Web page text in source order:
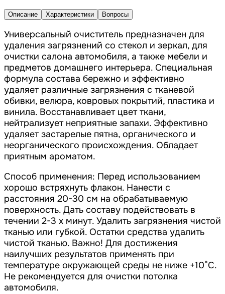
Описание Характеристики Вопросы
Универсальный очиститель предназначен для
удаления загрязнений со стекол и зеркал, для
очистки салона автомобиля, а также мебели и
предметов домашнего интерьера. Специальная
формула состава бережно и эффективно
удаляет различные загрязнения с тканевой
обивки, велюра, ковровых покрытий, пластика и
винила. Восстанавливает цвет ткани,
нейтрализует неприятные запахи. Эффективно
удаляет застарелые пятна, органического и
неорганического происхождения. Обладает
приятным ароматом.
Способ применения: Перед использованием
хорошо встряхнуть флакон. Нанести с
расстояния 20-30 см на обрабатываемую
поверхность. Дать составу подействовать в
течении 2-3 х минут. Удалить загрязнения чистой
тканью или губкой. Остатки средства удалить
чистой тканью. Важно! Для достижения
наилучших результатов применять при
температуре окружающей среды не ниже +10°С.
Не рекомендуется для очистки потолка
автомобиля.